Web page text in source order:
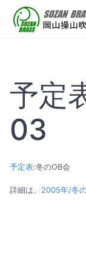
予定
03
予定表:冬のOB会
詳細は、 2005年/冬